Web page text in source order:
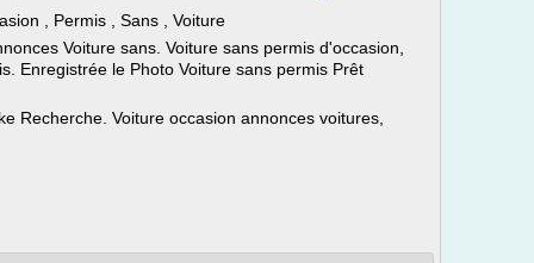
, Permis , Sans , Voiture
Voiture sans. Voiture sans permis d'occasion,
Enregistrée le Photo Voiture sans permis Prêt
Recherche. Voiture occasion annonces voitures,